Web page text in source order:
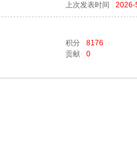
上次发表时间 2026-
积分
8176
贡献 0